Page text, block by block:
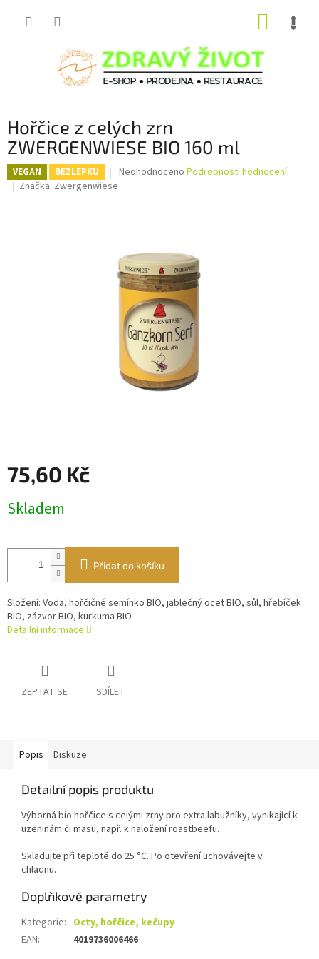
Hořčice z celých zrn
ZWERGENWIESE BIO 160 ml
VEGAN BEZLEPKU
Průměrné
hvězdiček.
Neohodnoceno Podrobnosti hodnocení
Značka: Zwergenwiese
75,60 Kč
cena:
Skladem
Přidat do košíku
Složení: Voda, hořčičné semínko BIO, jablečný ocet BIO, sůl, hřebíček
BIO, zázvor BIO, kurkuma BIO
Detailní informace
ZEPTAT SE SDÍLET
Popis Diskuze
Detailní popis produktu
Výborná bio hořčice s celými zrny pro extra labužníky, vynikající k
uzeninám či masu, např. k naložení roastbeefu.
Skladujte při teplotě do 25 °C. Po otevření uchovávejte v
chladnu.
Doplňkové parametry
Kategorie: Octy, hořčice, kečupy
EAN: 4019736006466